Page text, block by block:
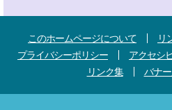
このホームページについて
リ
プライバシーポリシー
アクセシ
リンク集
バナ